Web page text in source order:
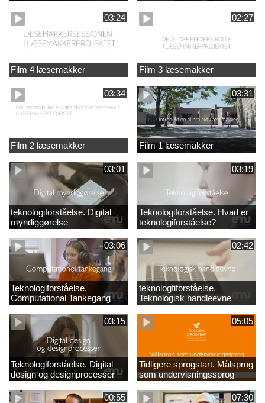
03:24
Film 4 læsemakker
02:27
Film 3 læsemakker
03:34
Film 2 læsemakker
03:31
Film 1 læsemakker
03:01
teknologiforståelse. Digital
myndiggørelse
03:19
Teknologiforståelse. Hvad er
teknologiforståelse?
03:06
Teknologiforståelse.
Computational Tankegang
02:42
teknologfiforståelse.
Teknologisk handleevne
03:15
Teknologiforståelse. Digital
design og designprocesser
05:05
Tidligere sprogstart. Målsprog
som undervisningssprog
00:55 07:30